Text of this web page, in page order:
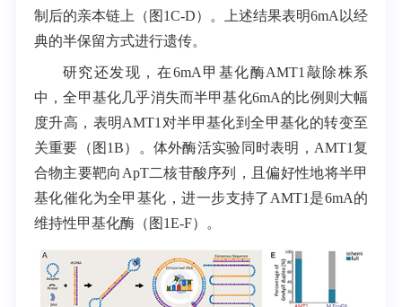
制后的亲本链上（图1C-D）。上述结果表明6mA 以经
典的半保留方式进行遗传。
研究还发现，在6mA 甲基化酶AMT1 敲除株系
中，全甲基化几乎消失而半甲基化6mA的比例则大幅
度升高，表明AMT1 对半甲基化到全甲基化的转变至
关重要（图1B）。体外酶活实验同时表明， AMT1复
合物主要靶向 ApT二核苷酸序列，且偏好性地将半甲
基化催化为全甲基化，进一步支持了 AMT1 是6mA的
维持性甲基化酶（图1E-F）。